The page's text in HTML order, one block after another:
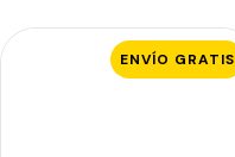
ENVÍO GRATIS